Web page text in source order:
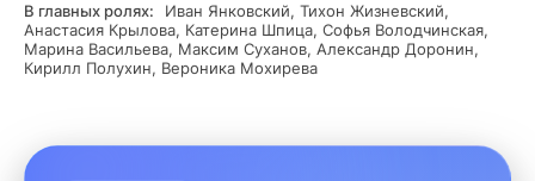
В главных ролях:
Иван Янковский, Тихон Жизневский,
Анастасия Крылова, Катерина Шпица, Софья Володчинская,
Марина Васильева, Максим Суханов, Александр Доронин,
Кирилл Полухин, Вероника Мохирева